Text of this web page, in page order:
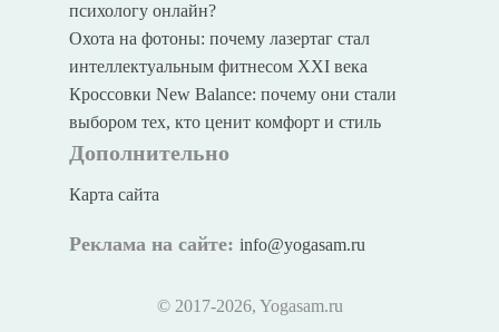
психологу онлайн?
Охота на фотоны: почему лазертаг стал
интеллектуальным фитнесом XXI века
Кроссовки New Balance: почему они стали
выбором тех, кто ценит комфорт и стиль
Дополнительно
Карта сайта
Реклама на сайте: info@yogasam.ru
© 2017-2026, Yogasam.ru